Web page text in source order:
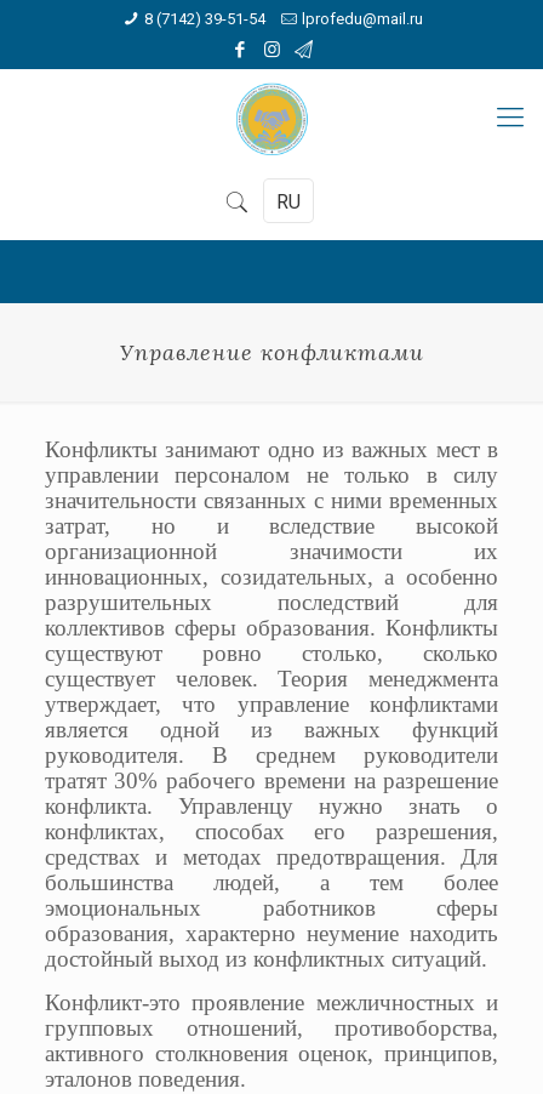
8 (7142) 39-51-54 lprofedu@mail.ru
RU
Управление конфликтами
Конфликты занимают одно из важных мест в
управлении персоналом не только в силу
значительности связанных с ними временных
затрат, но и вследствие высокой
организационной значимости их
инновационных, созидательных, а особенно
разрушительных последствий для
коллективов сферы образования. Конфликты
существуют ровно столько, сколько
существует человек. Теория менеджмента
утверждает, что управление конфликтами
является одной из важных функций
руководителя. В среднем руководители
тратят 30% рабочего времени на разрешение
конфликта. Управленцу нужно знать о
конфликтах, способах его разрешения,
средствах и методах предотвращения. Для
большинства людей, а тем более
эмоциональных работников сферы
образования, характерно неумение находить
достойный выход из конфликтных ситуаций.
Конфликт-это проявление межличностных и
групповых отношений, противоборства,
активного столкновения оценок, принципов,
эталонов поведения.